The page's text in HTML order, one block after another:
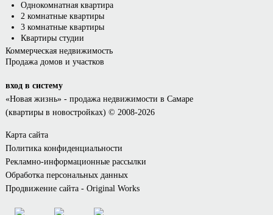
Однокомнатная квартира
2 комнатные квартиры
3 комнатные квартиры
Квартиры студии
Коммерческая недвижимость
Продажа домов и участков
вход в систему
«Новая жизнь»- продажа недвижимости в Самаре
(квартиры в новостройках) © 2008-2026
Карта сайта
Политика конфиденциальности
Рекламно-информационные рассылки
Обработка персональных данных
Продвижение сайта - Original Works